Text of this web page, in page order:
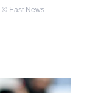
© East News